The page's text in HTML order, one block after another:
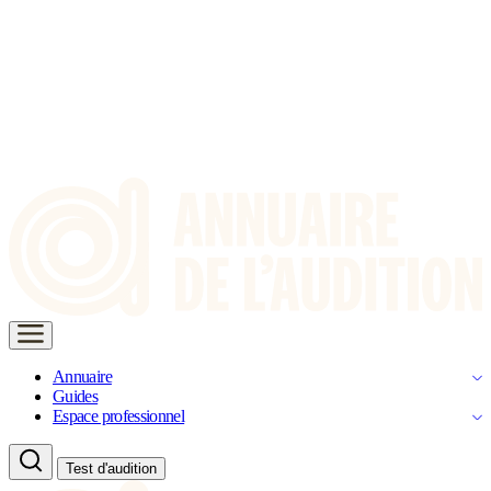
Annuaire
Guides
Espace professionnel
Test d'audition